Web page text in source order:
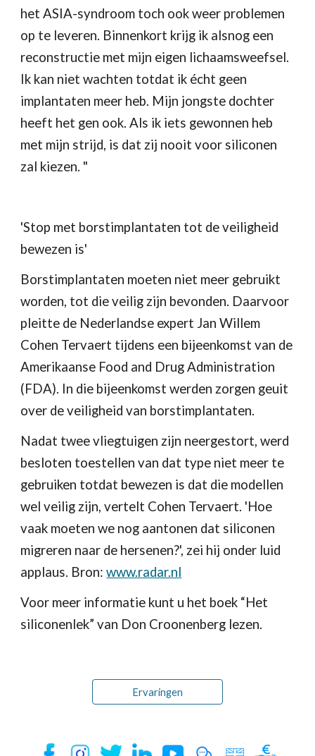
het ASIA-syndroom toch ook weer problemen
op te leveren. Binnenkort krijg ik alsnog een
reconstructie met mijn eigen lichaamsweefsel.
Ik kan niet wachten totdat ik écht geen
implantaten meer heb. Mijn jongste dochter
heeft het gen ook. Als ik iets gewonnen heb
met mijn strijd, is dat zij nooit voor siliconen
zal kiezen. "
'Stop met borstimplantaten tot de veiligheid
bewezen is'
Borstimplantaten moeten niet meer gebruikt
worden, tot die veilig zijn bevonden. Daarvoor
pleitte de Nederlandse expert Jan Willem
Cohen Tervaert tijdens een bijeenkomst van de
Amerikaanse Food and Drug Administration
(FDA). In die bijeenkomst werden zorgen geuit
over de veiligheid van borstimplantaten.
Nadat twee vliegtuigen zijn neergestort, werd
besloten toestellen van dat type niet meer te
gebruiken totdat bewezen is dat die modellen
wel veilig zijn, vertelt Cohen Tervaert. 'Hoe
vaak moeten we nog aantonen dat siliconen
migreren naar de hersenen?', zei hij onder luid
applaus. Bron: www.radar.nl
Voor meer informatie kunt u het boek “Het
siliconenlek” van Don Croonenberg lezen.
Ervaringen